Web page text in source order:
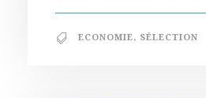
ECONOMIE, SÉLECTION